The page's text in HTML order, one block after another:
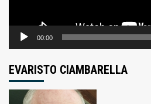
00:00
EVARISTO CIAMBARELLA